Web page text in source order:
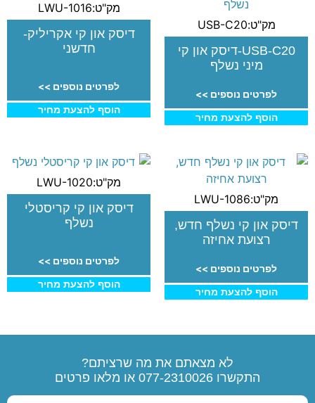
מק"ט:USB-C20
USB-C20-דיסק און קי
מיני נשלף
לפרטים נוספים >>
הוסף להצעת מחיר
מק"ט:LWU-1016
דיסק און קי אקריליק-
חדשני
לפרטים נוספים >>
הוסף להצעת מחיר
מק"ט:LWU-1086
דיסק און קי נשלף חדש,
רצועת אחיזה
לפרטים נוספים >>
הוסף להצעת מחיר
מק"ט:LWU-1020
דיסק און קי קריסטלי
נשלף
לפרטים נוספים >>
הוסף להצעת מחיר
לא מצאתם את מה שרציתם?
התקשרו 077-2310026 או מלאו פרטים